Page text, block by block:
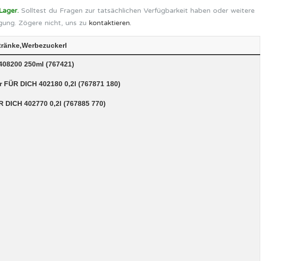
Solltest du Fragen zur tatsächlichen Verfügbarkeit haben oder weitere
Zögere nicht, uns zu kontaktieren.
250ml (767421)
DICH 402180 0,2l (767871 180)
402770 0,2l (767885 770)